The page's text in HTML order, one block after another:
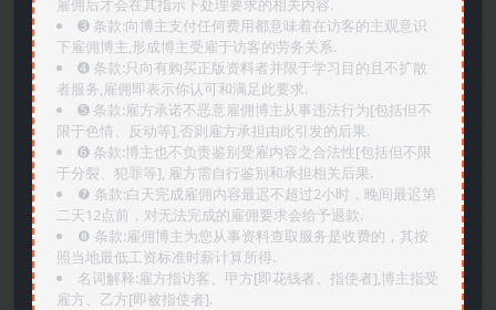
雇佣后才会在其指示下处理要求的相关内容.
➌️ 条款:向博主支付任何费用都意味着在访客的主观意识
下雇佣博主,形成博主受雇于访客的劳务关系.
➍️ 条款:只向有购买正版资料者并限于学习目的且不扩散
者服务,雇佣即表示你认可和满足此要求.
➎ 条款:雇方承诺不恶意雇佣博主从事违法行为[包括但不
限于色情、反动等],否则雇方承担由此引发的后果.
➏️ 条款:博主也不负责鉴别受雇内容之合法性[包括但不限
于分裂、犯罪等], 雇方需自行鉴别和承担相关后果.
❼ 条款:白天完成雇佣内容最迟不超过2小时，晚间最迟第
二天12点前，对无法完成的雇佣要求会给予退款.
❽ 条款:雇佣博主为您从事资料查取服务是收费的，其按
照当地最低工资标准时薪计算所得.
名词解释:雇方指访客、甲方[即花钱者、指使者],博主指受
雇方、乙方[即被指使者].